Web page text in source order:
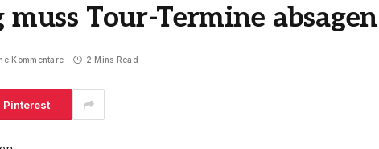
Tour-Termine absagen
Kommentare 2 Mins Read
Pinterest